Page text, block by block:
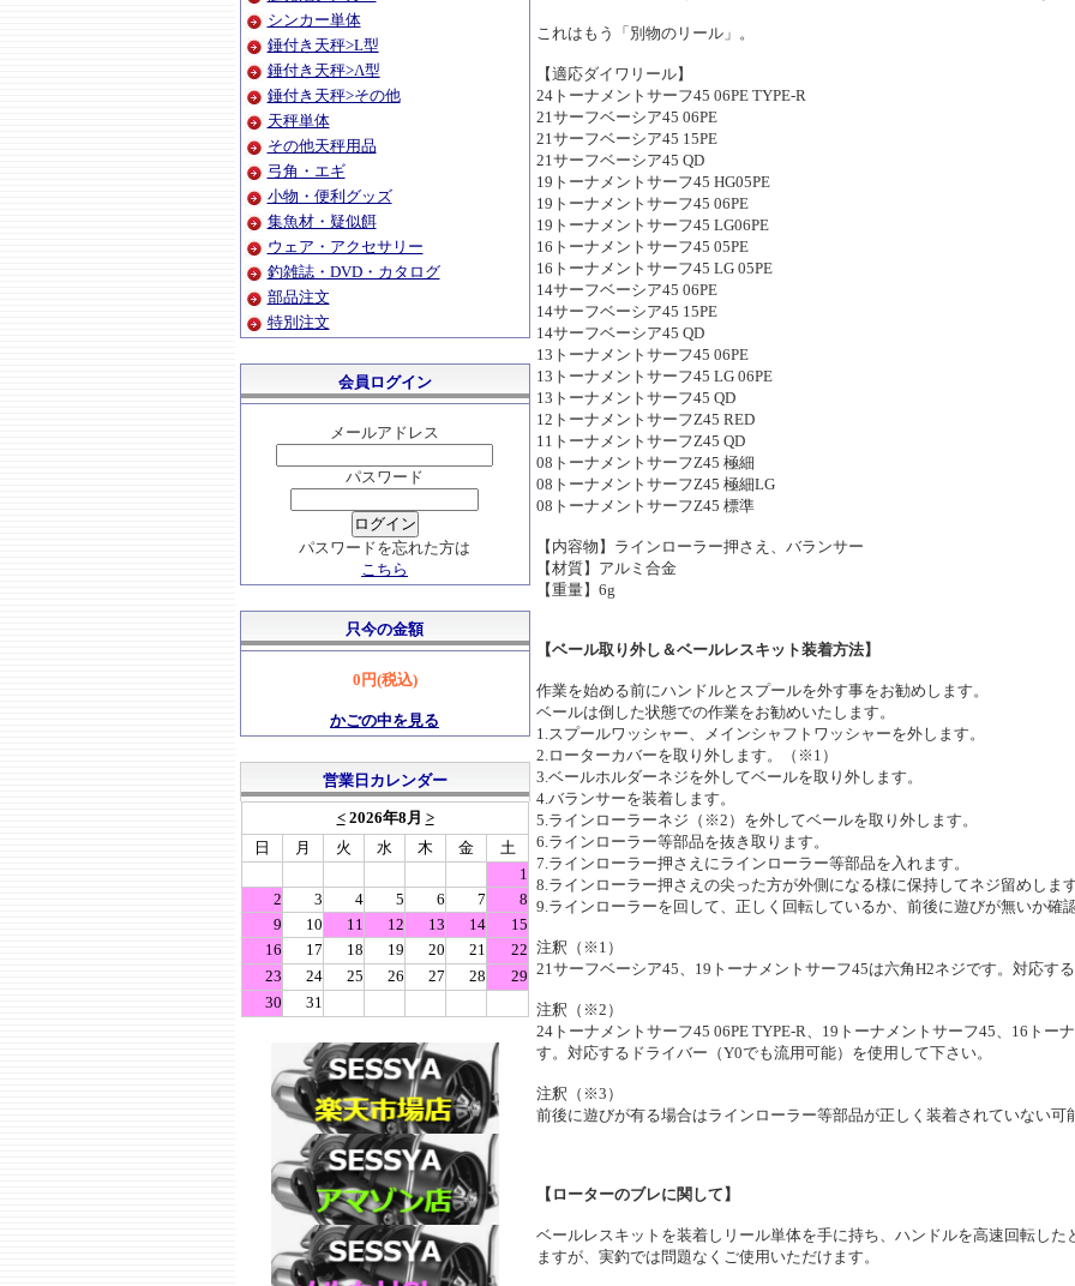
シンカー単体
錘付き天秤>L型
錘付き天秤>Λ型
錘付き天秤>その他
天秤単体
その他天秤用品
弓角・エギ
小物・便利グッズ
集魚材・疑似餌
ウェア・アクセサリー
釣雑誌・DVD・カタログ
部品注文
特別注文
会員ログイン
メールアドレス
パスワード
パスワードを忘れた方は
こちら
只今の金額
0円(税込)
かごの中を見る
営業日カレンダー
これはもう「別物のリール」。
【適応ダイワリール】
24トーナメントサーフ45 06PE TYPE-R
21サーフベーシア45 06PE
21サーフベーシア45 15PE
21サーフベーシア45 QD
19トーナメントサーフ45 HG05PE
19トーナメントサーフ45 06PE
19トーナメントサーフ45 LG06PE
16トーナメントサーフ45 05PE
16トーナメントサーフ45 LG 05PE
14サーフベーシア45 06PE
14サーフベーシア45 15PE
14サーフベーシア45 QD
13トーナメントサーフ45 06PE
13トーナメントサーフ45 LG 06PE
13トーナメントサーフ45 QD
12トーナメントサーフZ45 RED
11トーナメントサーフZ45 QD
08トーナメントサーフZ45 極細
08トーナメントサーフZ45 極細LG
08トーナメントサーフZ45 標準
【内容物】ラインローラー押さえ、バランサー
【材質】アルミ合金
【重量】6g
【ベール取り外し＆ベールレスキット装着方法】
作業を始める前にハンドルとスプールを外す事をお勧めします。
ベールは倒した状態での作業をお勧めいたします。
1.スプールワッシャー、メインシャフトワッシャーを外します。
2.ローターカバーを取り外します。（※1）
3.ベールホルダーネジを外してベールを取り外します。
4.バランサーを装着します。
5.ラインローラーネジ（※2）を外してベールを取り外します。
6.ラインローラー等部品を抜き取ります。
7.ラインローラー押さえにラインローラー等部品を入れます。
8.ラインローラー押さえの尖った方が外側になる様に保持してネジ留めします
9.ラインローラーを回して、正しく回転しているか、前後に遊びが無いか確
注釈（※1）
21サーフベーシア45、19トーナメントサーフ45は六角H2ネジです。対応す
注釈（※2）
24トーナメントサーフ45 06PE TYPE-R、19トーナメントサーフ45、16トー
す。対応するドライバー（Y0でも流用可能）を使用して下さい。
注釈（※3）
前後に遊びが有る場合はラインローラー等部品が正しく装着されていない可
【ローターのブレに関して】
ベールレスキットを装着しリール単体を手に持ち、ハンドルを高速回転し
ますが、実釣では問題なくご使用いただけます。